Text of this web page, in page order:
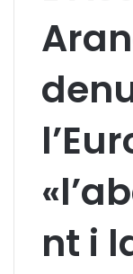
nt i